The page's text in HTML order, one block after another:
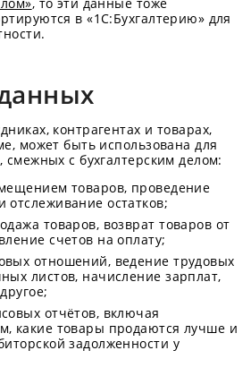
в «1C:Бухгалтерию» для
контрагентах и товарах,
может быть использована для
с бухгалтерским делом:
товаров, проведение
отслеживание остатков;
товаров, возврат товаров от
счетов на оплату;
отношений, ведение трудовых
листов, начисление зарплат,
отчётов, включая
какие товары продаются лучше и
задолженности у